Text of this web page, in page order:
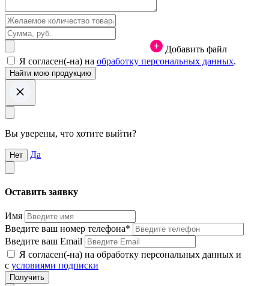
Добавить файл
Я согласен(-на) на обработку персональных данных.
Вы уверены, что хотите выйти?
Нет Да
Оставить заявку
Имя
Введите ваш номер телефона*
Введите ваш Email
Я согласен(-на) на обработку персональных данных и
с условиями подписки